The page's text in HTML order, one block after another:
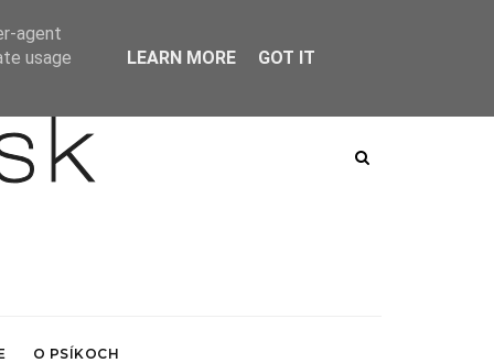
O PSÍKOCH
agent
usage
LEARN MORE GOT IT